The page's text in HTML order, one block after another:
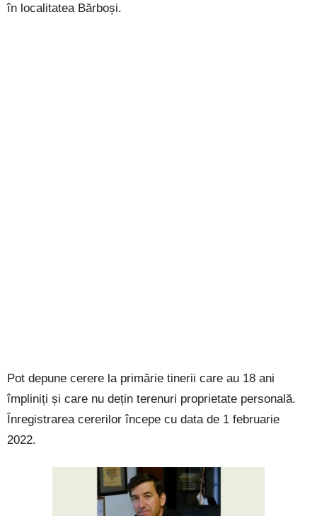
în localitatea Bărboși.
Pot depune cerere la primărie tinerii care au 18 ani
împliniți și care nu dețin terenuri proprietate personală.
Înregistrarea cererilor începe cu data de 1 februarie
2022.